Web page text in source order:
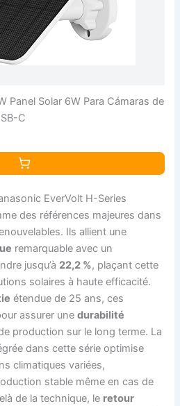
Panel Solar 6W Para Cámaras de
C
EverVolt H-Series
des références majeures dans
Ils allient une
remarquable avec un
jusqu’à 22,2 %, plaçant cette
solaires à haute efficacité.
étendue de 25 ans, ces
assurer unedurabilité
production sur le long terme. La
dans cette série optimise
climatiques variées,
stable même en cas de
de la technique, le retour